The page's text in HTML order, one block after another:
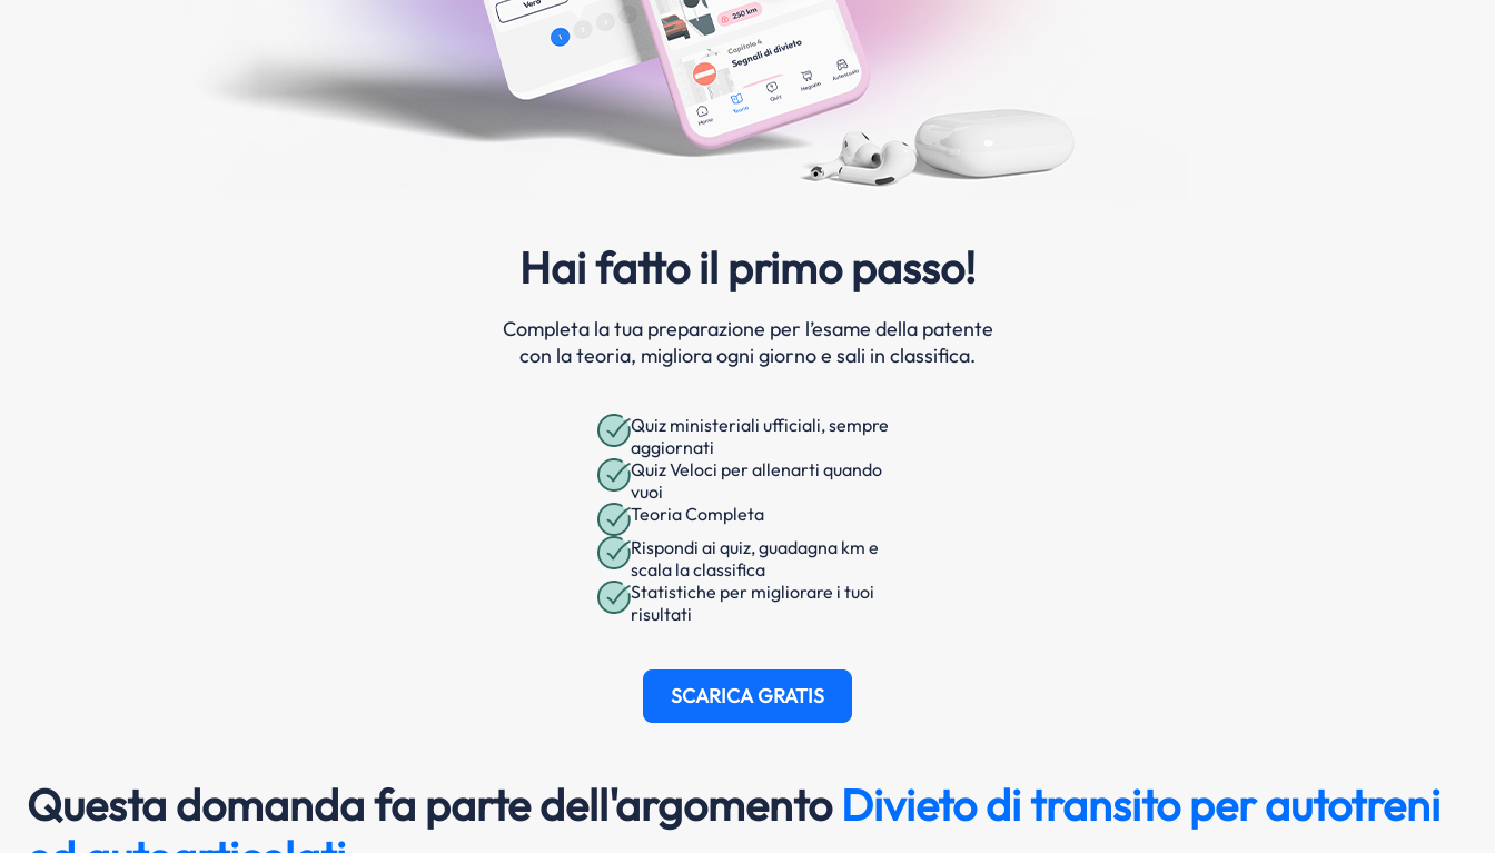
Hai fatto il primo passo!
Completa la tua preparazione per l’esame della patente
con la teoria, migliora ogni giorno e sali in classifica.
Quiz ministeriali ufficiali, sempre
aggiornati
Quiz Veloci per allenarti quando
vuoi
Teoria Completa
Rispondi ai quiz, guadagna km e
scala la classifica
Statistiche per migliorare i tuoi
risultati
SCARICA GRATIS
Questa domanda fa parte dell'argomento Divieto di transito per autotreni